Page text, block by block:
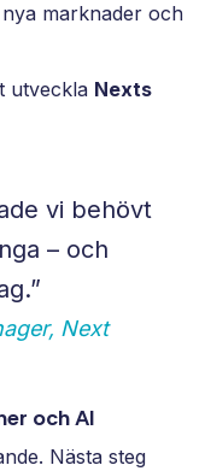
marknader och
utveckla Nexts
vi behövt
– och
Next
och AI
Nästa steg